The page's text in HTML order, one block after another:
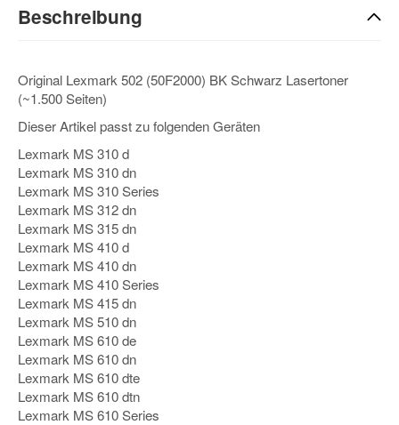
Beschreibung
Original Lexmark 502 (50F2000) BK Schwarz Lasertoner
(~1.500 Seiten)
Dieser Artikel passt zu folgenden Geräten
Lexmark MS 310 d
Lexmark MS 310 dn
Lexmark MS 310 Series
Lexmark MS 312 dn
Lexmark MS 315 dn
Lexmark MS 410 d
Lexmark MS 410 dn
Lexmark MS 410 Series
Lexmark MS 415 dn
Lexmark MS 510 dn
Lexmark MS 610 de
Lexmark MS 610 dn
Lexmark MS 610 dte
Lexmark MS 610 dtn
Lexmark MS 610 Series